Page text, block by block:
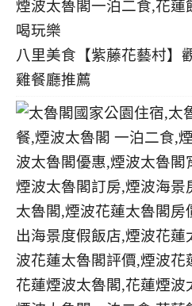
八里美食【紫藤花藝村】
雞餐廳推薦